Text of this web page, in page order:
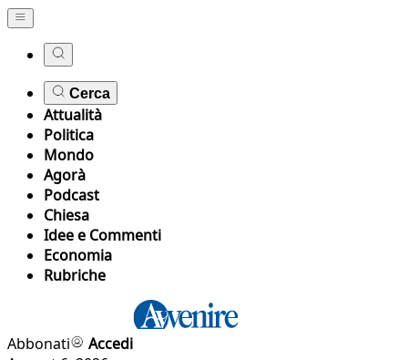
Cerca
Attualità
Politica
Mondo
Agorà
Podcast
Chiesa
Idee e Commenti
Economia
Rubriche
Abbonati
Accedi